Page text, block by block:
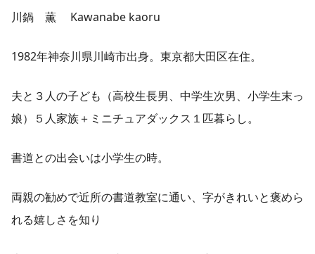
川鍋 薫 Kawanabe kaoru
1982年神奈川県川崎市出身。東京都大田区在住。
夫と３人の子ども（高校生長男、中学生次男、小学生末っ
娘）５人家族＋ミニチュアダックス１匹暮らし。
書道との出会いは小学生の時。
両親の勧めで近所の書道教室に通い、字がきれいと褒めら
れる嬉しさを知り